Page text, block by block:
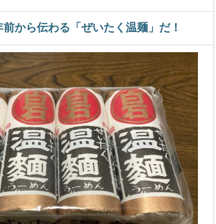
から伝わる「ぜいたく温麺」だ！